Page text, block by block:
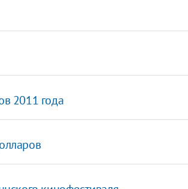
2011 года